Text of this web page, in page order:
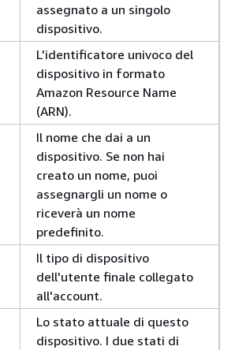
assegnato a un singolo
dispositivo.
L'identificatore univoco del
dispositivo in formato
Amazon Resource Name
(ARN).
Il nome che dai a un
dispositivo. Se non hai
creato un nome, puoi
assegnargli un nome o
riceverà un nome
predefinito.
Il tipo di dispositivo
dell'utente finale collegato
all'account.
Lo stato attuale di questo
dispositivo. I due stati di